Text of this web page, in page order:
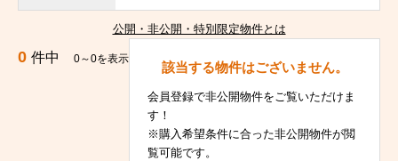
公開・非公開・特別限定物件とは
0 件中 0～0を表示
該当する物件はございません。
会員登録で非公開物件をご覧いただけま
す！
※購入希望条件に合った非公開物件が閲
覧可能です。